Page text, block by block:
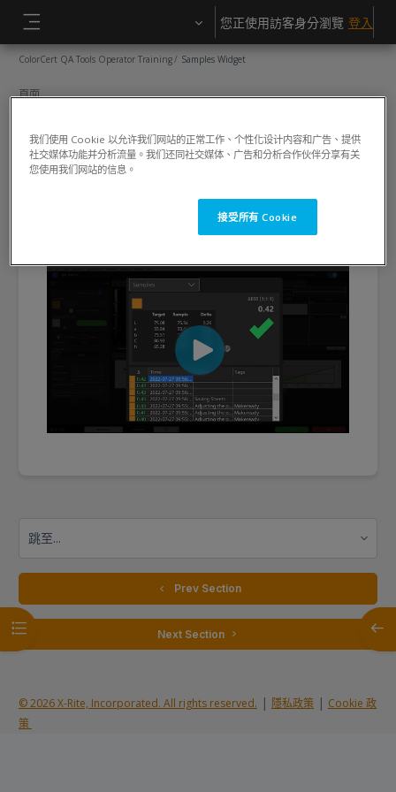
您正使用訪客身分瀏覽 登入
開啟課程索引 開啟
ColorCert QA Tools Operator Training Samples Widget
頁面
完成課程所需要的條件
檢視
  Prev Section
Next Section
© 2026 X-Rite, Incorporated. All rights reserved. | 隱私政策| Cookie 政
策
我们使用 Cookie 以允许我们网站的正常工作、个性化设计内容和广告、提供
社交媒体功能并分析流量。我们还同社交媒体、广告和分析合作伙伴分享有关
您使用我们网站的信息。
接受所有 Cookie